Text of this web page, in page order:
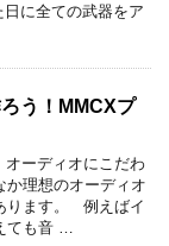
に全ての武器をア
う！MMCXプ
ーディオにこだわ
か理想のオーディオ
ります。 例えばイ
ても音 …